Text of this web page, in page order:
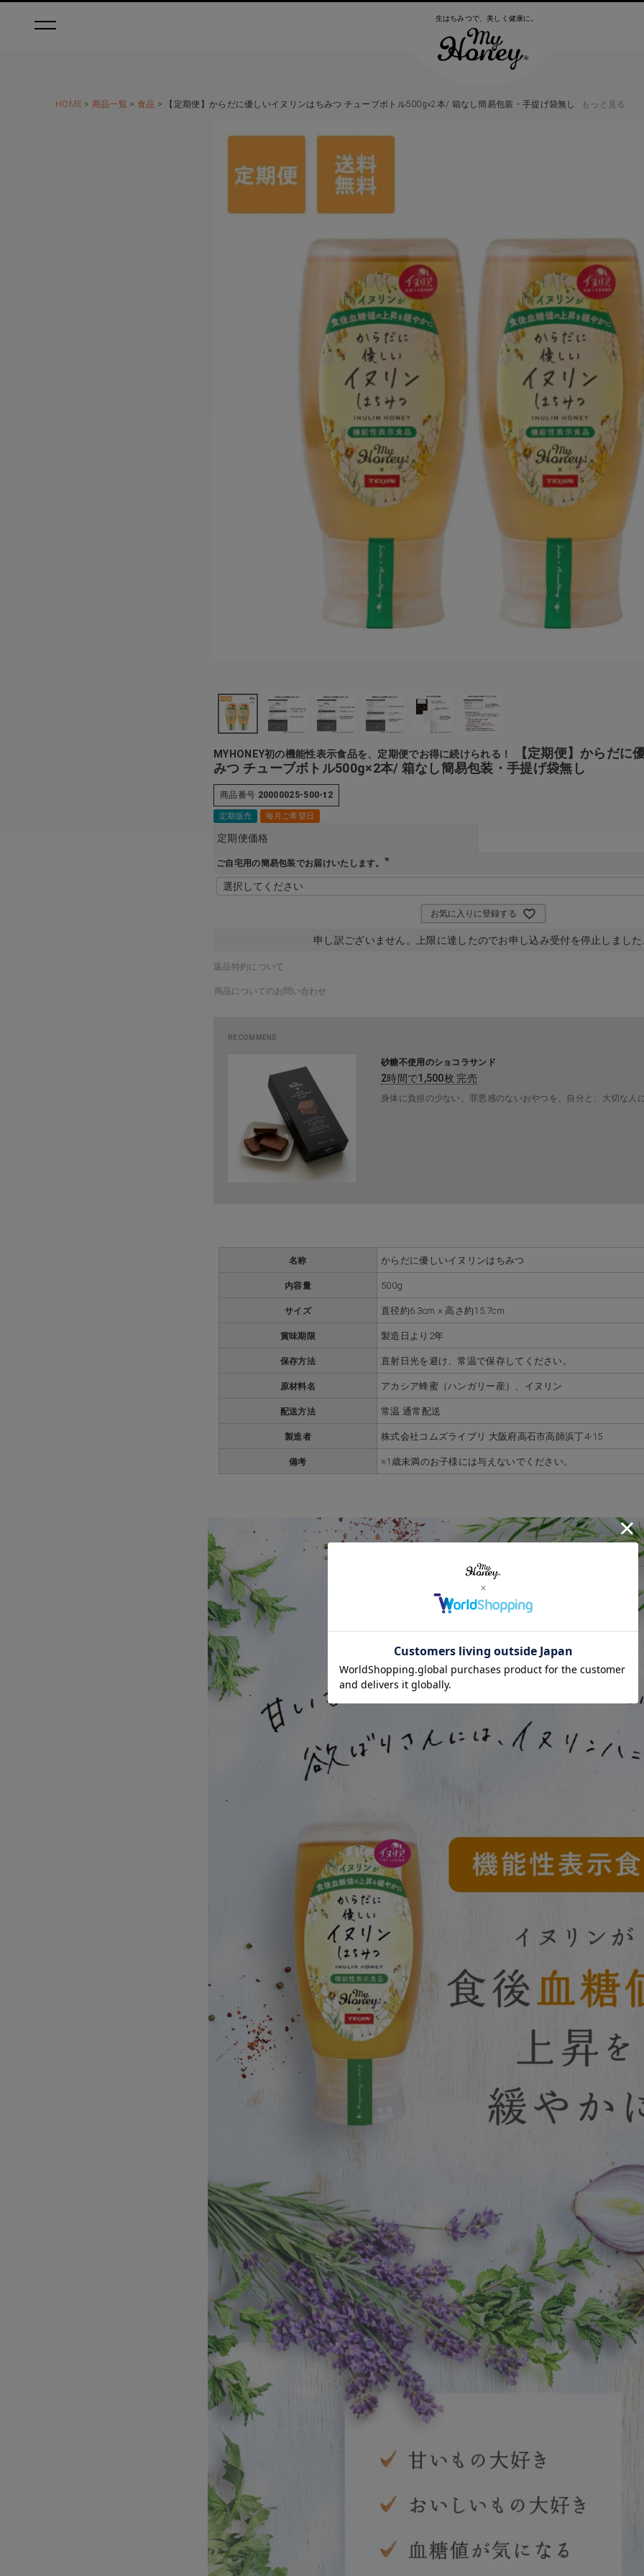
生はちみつで、美しく健康に。
HOME 商品一覧 食品 【定期便】からだに優しいイヌリンはちみつ チューブボトル500g×2本/ 箱なし簡易包装・手提げ袋無し もっと見る
MYHONEY初の機能性表示食品を、定期便でお得に続けられる！
【定期便】からだに
みつ チューブボトル500g×2本/ 箱なし簡易包装・手提げ袋無し
商品番号 20000025-500-t2
定期販売 毎月ご希望日
定期便価格
ご自宅用の簡易包装でお届けいたします。
必
)
お気に入りに登録する
申し訳ございません。上限に達したのでお申し込み受付を停止しまし
返品特約について
商品についてのお問い合わせ
砂糖不使用のショコラサンド
2時間で1,500枚 完売
身体に負担の少ない、罪悪感のないおやつを、自分と、大切な人
名称 からだに優しいイヌリンはちみつ
内容量 500g
サイズ 直径約6.3cm × 高さ約15.7cm
賞味期限 製造日より2年
保存方法 直射日光を避け、常温で保存してください。
原材料名 アカシア蜂蜜（ハンガリー産）、イヌリン
配送方法 常温 通常配送
製造者 株式会社コムズライブリ 大阪府高石市高師浜丁4-15
備考 ※1歳未満のお子様には与えないでください。